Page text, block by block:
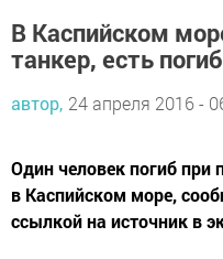
В Каспийском
танкер, есть
автор, 24 апреля 2016 -
Один человек погиб при
в Каспийском море,
ссылкой на источник в